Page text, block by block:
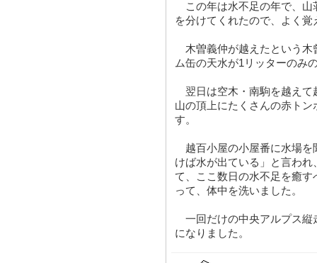
この年は水不足の年で、山
を分けてくれたので、よく覚
木曽義仲が越えたという木
ム缶の天水が1リッターのみ
翌日は空木・南駒を越えて
山の頂上にたくさんの赤ト
す。
越百小屋の小屋番に水場を
けば水が出ている」と言わ
て、ここ数日の水不足を癒
って、体中を洗いました。
一回だけの中央アルプス縦
になりました。